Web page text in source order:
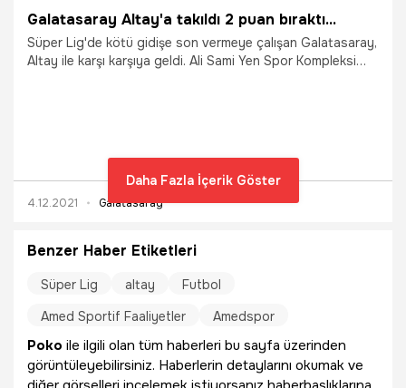
Galatasaray Altay'a takıldı 2 puan bıraktı...
Süper Lig'de kötü gidişe son vermeye çalışan Galatasaray,
Altay ile karşı karşıya geldi. Ali Sami Yen Spor Kompleksi
4.12.2021 Galatasaray
Daha Fazla İçerik Göster
Benzer Haber Etiketleri
Süper Lig altay
Futbol
Amed Sportif Faaliyetler
Amedspor
Poko ile ilgili olan tüm haberleri bu sayfa üzerinden
görüntüleyebilirsiniz. Haberlerin detaylarını okumak ve